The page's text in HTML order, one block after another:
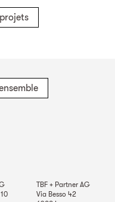
TBF + Partner AG
Via Besso 42